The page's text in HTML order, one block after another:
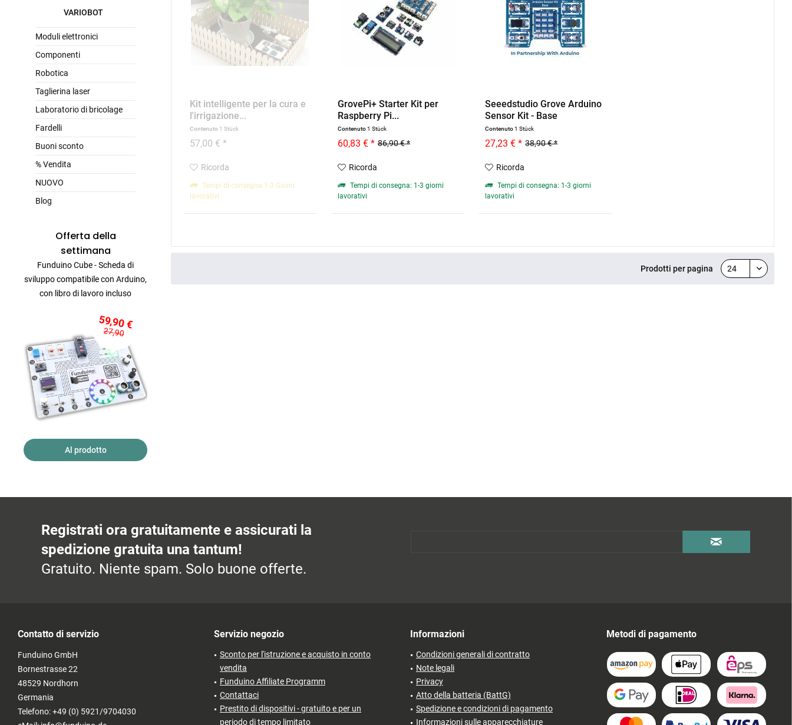
VARIOBOT
Moduli elettronici
Componenti
Robotica
Taglierina laser
Laboratorio di bricolage
Fardelli
Buoni sconto
% Vendita
NUOVO
Blog
Offerta della
settimana
Funduino Cube - Scheda di
sviluppo compatibile con Arduino,
con libro di lavoro incluso
59,90 €
27,90
Al prodotto
Kit intelligente per la cura e
l'irrigazione...
Contenuto 1 Stück
57,00 € *
Ricorda
Tempi di consegna 1-3 Giorni
lavorativi
GrovePi+ Starter Kit per
Raspberry Pi...
Contenuto1 Stück
86,90 € *
60,83 € *
Ricorda
Tempi di consegna: 1-3 giorni
lavorativi
Seeedstudio Grove Arduino
Sensor Kit - Base
Contenuto1 Stück
38,90 € *
27,23 € *
Ricorda
Tempi di consegna: 1-3 giorni
lavorativi
Prodotti per pagina
Registrati ora gratuitamente e assicurati la
spedizione gratuita una tantum!
Gratuito. Niente spam. Solo buone offerte.
Contatto di servizio
Funduino GmbH
Bornestrasse 22
48529 Nordhorn
Germania
Telefono: +49 (0) 5921/9704030
Servizio negozio
Sconto per l'istruzione e acquisto in conto
vendita
Funduino Affiliate Programm
Contattaci
Prestito di dispositivi - gratuito e per un
periodo di tempo limitato
Informazioni
Condizioni generali di contratto
Note legali
Privacy
Atto della batteria (BattG)
Spedizione e condizioni di pagamento
Informazioni sulle apparecchiature
Metodi di pagamento